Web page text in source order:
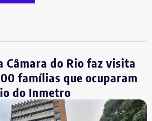
Câmara do Rio faz visita
famílias que ocuparam
do Inmetro